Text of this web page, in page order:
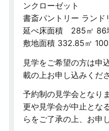
ンクローゼット
書斎パントリー ランド
延べ床面積 285㎡ 86
敷地面積 332.85㎡
見学をご希望の方は申
載の上お申し込みくだ
予約制の見学会となり
更や見学会が中止とな
らをご了承の上、お申